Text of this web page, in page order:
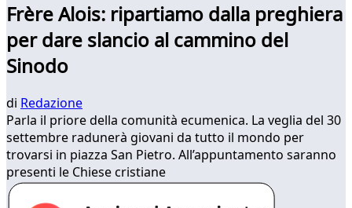
Frère Alois: ripartiamo dalla preghiera
per dare slancio al cammino del
Sinodo
di Redazione
Parla il priore della comunità ecumenica. La veglia del 30
settembre radunerà giovani da tutto il mondo per
trovarsi in piazza San Pietro. All’appuntamento saranno
presenti le Chiese cristiane